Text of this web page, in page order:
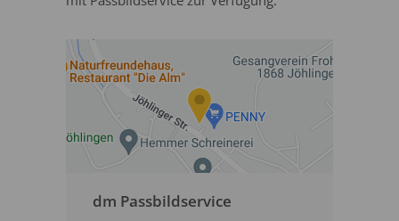
dm Passbildservice